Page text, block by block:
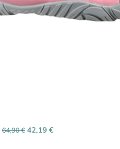
64,90€ 42,19 €